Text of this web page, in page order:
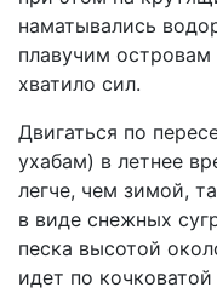
наматывались
плавучим
хватило сил.
Двигаться по
ухабам) в летнее
легче, чем зимой,
в виде снежных
песка высотой
идет по